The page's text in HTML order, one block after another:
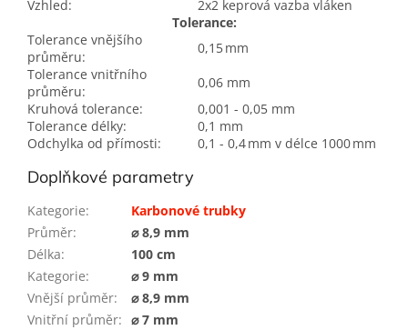
Vzhled:
2x2 keprová vazba vláken
Tolerance:
Tolerance vnějšího
průměru:
0,15 mm
Tolerance vnitřního
průměru:
0,06 mm
Kruhová tolerance:
0,001 - 0,05 mm
Tolerance délky:
0,1 mm
Odchylka od přímosti:
0,1 - 0,4 mm v délce 1000 mm
Doplňkové parametry
Kategorie:
Karbonové trubky
Průměr:
⌀ 8,9 mm
Délka:
100 cm
Kategorie:
⌀ 9 mm
Vnější průměr:
⌀ 8,9 mm
Vnitřní průměr: ⌀ 7 mm